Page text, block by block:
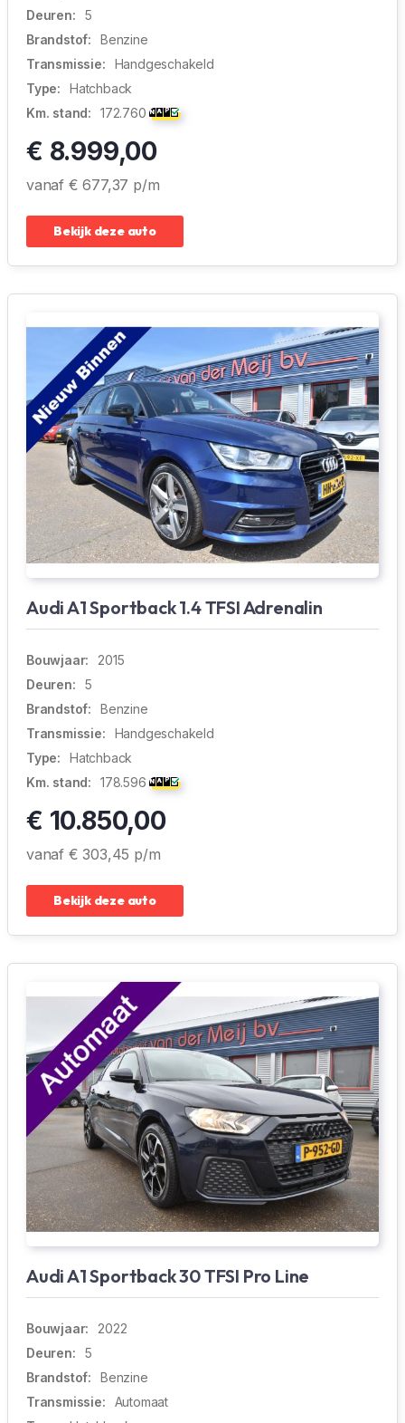
Deuren:
5
Brandstof:
Benzine
Transmissie:
Handgeschakeld
Type:
Hatchback
Km. stand:
172.760
€ 8.999,00
vanaf € 677,37 p/m
Bekijk deze auto
Audi A1 Sportback 1.4 TFSI Adrenalin
Bouwjaar:
2015
Deuren:
5
Brandstof:
Benzine
Transmissie:
Handgeschakeld
Type:
Hatchback
Km. stand:
178.596
€ 10.850,00
vanaf € 303,45 p/m
Bekijk deze auto
Audi A1 Sportback 30 TFSI Pro Line
Bouwjaar:
2022
Deuren:
5
Brandstof:
Benzine
Transmissie:
Automaat